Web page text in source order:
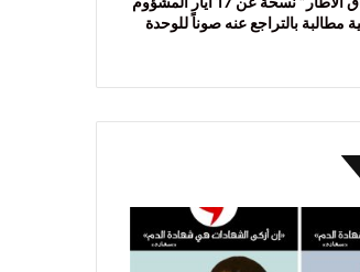
مطالبة بالتراجع عنه صوناً للوحدة